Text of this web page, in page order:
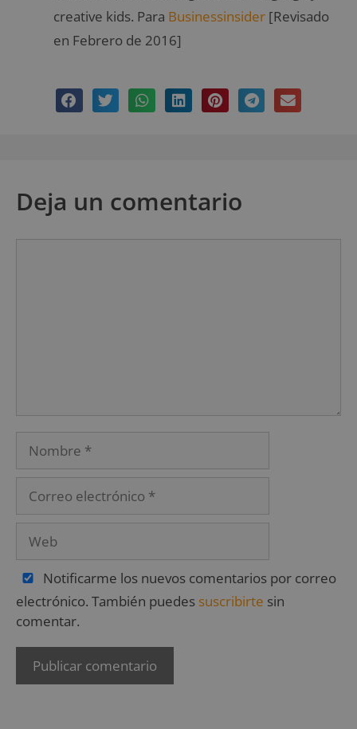
creative kids. Para Businessinsider [Revisado
en Febrero de 2016]
Deja un comentario
Notificarme los nuevos comentarios por correo
electrónico. También puedes suscribirte sin
comentar.